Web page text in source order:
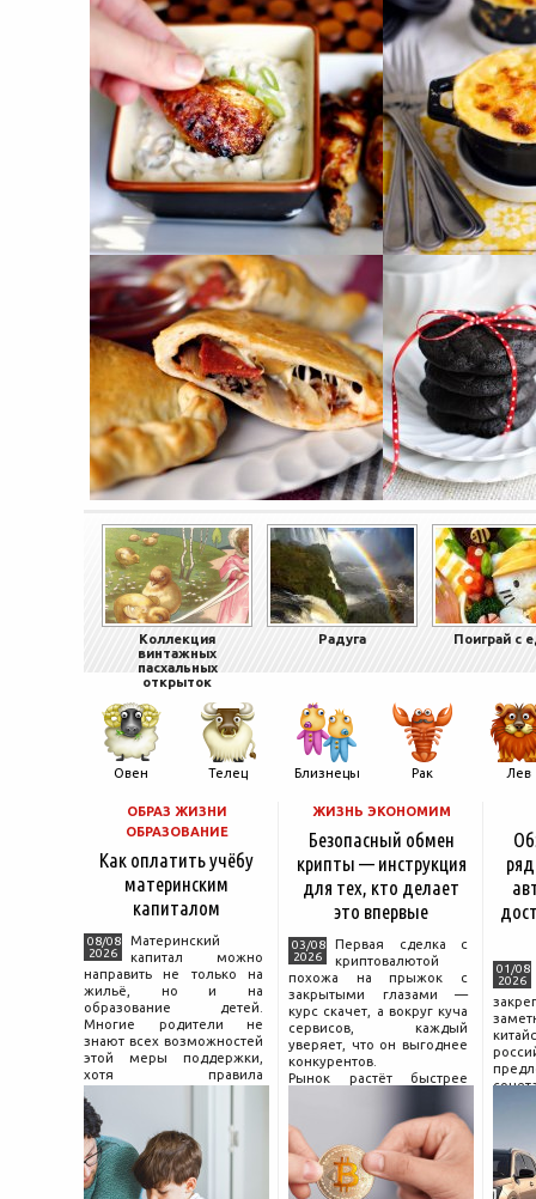
Коллекция
винтажных
пасхальных
открыток
Радуга Поиграй с
Овен Телец Близнецы Рак Лев
ОБРАЗ ЖИЗНИ
ОБРАЗОВАНИЕ
Как оплатить учёбу
материнским
капиталом
08/08
2026
Материнский
капитал можно
направить не только на
жильё, но и на
образование детей.
Многие родители не
знают всех возможностей
этой меры поддержки,
хотя правила
учёбу довольно понятны,
если разобраться в них
заранее и подготовить
ЖИЗНЬ ЭКОНОМИМ
Безопасный обмен
крипты — инструкция
для тех, кто делает
это впервые
03/08
2026
Первая сделка с
криптовалютой
похожа на прыжок с
закрытыми глазами —
курс скачет, а вокруг куча
сервисов, каждый
уверяет, что он выгоднее
конкурентов.
Рынок растёт быстрее
поведения на нём.
Петербургские
криптообменники,
московские
01/08
2026